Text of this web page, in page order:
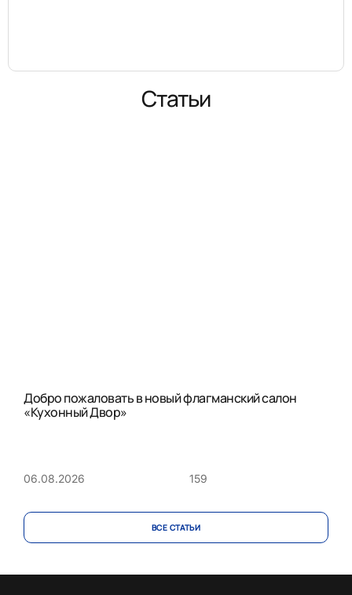
Статьи
Добро пожаловать в новый флагманский салон
«Кухонный Двор»
06.08.2026 159
ВСЕ CТАТЬИ